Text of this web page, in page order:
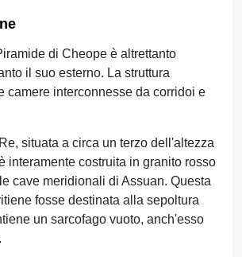
di Cheope è altrettanto
il suo esterno. La struttura
camere interconnesse da corridoi e
situata a circa un terzo dell'altezza
interamente costruita in granito rosso
cave meridionali di Assuan. Questa
fosse destinata alla sepoltura
un sarcofago vuoto, anch'esso